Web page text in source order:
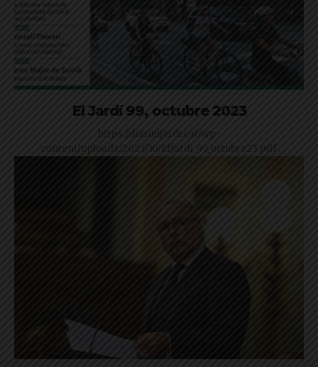
El Jardí 99, octubre 2023
https://diarieljardi.cat/wp-
content/uploads/2023/10/ElJardi_99_octubre23.pdf